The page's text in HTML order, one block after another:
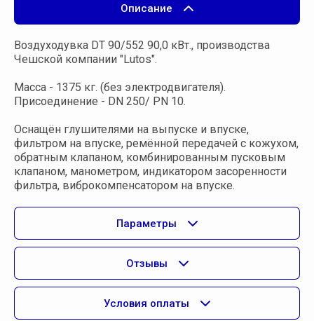
Описание
Воздуходувка DT 90/552 90,0 кВт., производства
Чешской компании "Lutos".
Масса - 1375 кг. (без электродвигателя).
Присоединение - DN 250/ PN 10.
Оснащён глушителями на выпуске и впуске,
фильтром на впуске, ремённой передачей с кожухом,
обратным клапаном, комбинированным пусковым
клапаном, манометром, индикатором засоренности
фильтра, виброкомпенсатором на впуске.
Параметры
Отзывы
Условия оплаты